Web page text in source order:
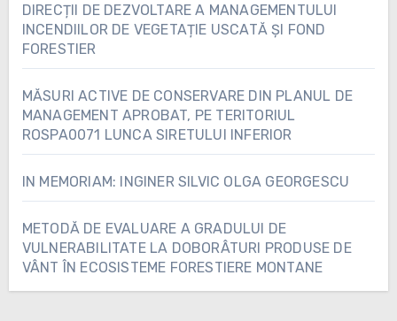
DIRECȚII DE DEZVOLTARE A MANAGEMENTULUI
INCENDIILOR DE VEGETAȚIE USCATĂ ȘI FOND
FORESTIER
MĂSURI ACTIVE DE CONSERVARE DIN PLANUL DE
MANAGEMENT APROBAT, PE TERITORIUL
ROSPA0071 LUNCA SIRETULUI INFERIOR
IN MEMORIAM: INGINER SILVIC OLGA GEORGESCU
METODĂ DE EVALUARE A GRADULUI DE
VULNERABILITATE LA DOBORÂTURI PRODUSE DE
VÂNT ÎN ECOSISTEME FORESTIERE MONTANE